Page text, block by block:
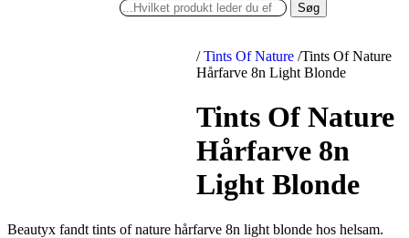
Søg
/ Tints Of Nature /Tints Of Nature
Hårfarve 8n Light Blonde
Tints Of Nature
Hårfarve 8n
Light Blonde
Beautyx fandt tints of nature hårfarve 8n light blonde hos helsam.